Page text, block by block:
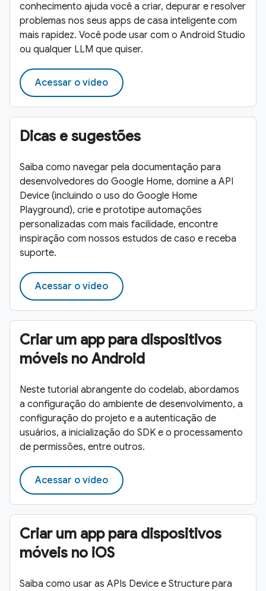
conhecimento ajuda você a criar, depurar e resolver
problemas nos seus apps de casa inteligente com
mais rapidez. Você pode usar com o Android Studio
ou qualquer LLM que quiser.
Acessar o vídeo
Dicas e sugestões
Saiba como navegar pela documentação para
desenvolvedores do Google Home, domine a API
Device (incluindo o uso do Google Home
Playground), crie e prototipe automações
personalizadas com mais facilidade, encontre
inspiração com nossos estudos de caso e receba
suporte.
Acessar o vídeo
Criar um app para dispositivos
móveis no Android
Neste tutorial abrangente do codelab, abordamos
a configuração do ambiente de desenvolvimento, a
configuração do projeto e a autenticação de
usuários, a inicialização do SDK e o processamento
de permissões, entre outros.
Acessar o vídeo
Criar um app para dispositivos
móveis no iOS
Saiba como usar as APIs Device e Structure para